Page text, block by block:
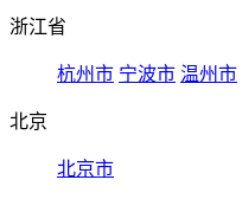
浙江省
杭州市 宁波市 温州市
北京
北京市